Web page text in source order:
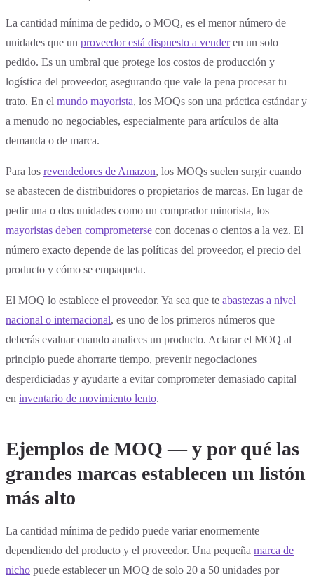
La cantidad mínima de pedido, o MOQ, es el menor número de
unidades que un proveedor está dispuesto a venderen un solo
pedido. Es un umbral que protege los costos de producción y
logística del proveedor, asegurando que vale la pena procesar tu
trato. En el mundo mayorista, los MOQs son una práctica estándar y
a menudo no negociables, especialmente para artículos de alta
demanda o de marca.
Para los revendedores de Amazon, los MOQs suelen surgir cuando
se abastecen de distribuidores o propietarios de marcas. En lugar de
pedir una o dos unidades como un comprador minorista, los
mayoristas deben comprometerse con docenas o cientos a la vez. El
número exacto depende de las políticas del proveedor, el precio del
producto y cómo se empaqueta.
El MOQ lo establece el proveedor. Ya sea que te abastezas a nivel
nacional o internacional, es uno de los primeros números que
deberás evaluar cuando analices un producto. Aclarar el MOQ al
principio puede ahorrarte tiempo, prevenir negociaciones
desperdiciadas y ayudarte a evitar comprometer demasiado capital
en inventario de movimiento lento.
Ejemplos de MOQ — y por qué las
grandes marcas establecen un listón
más alto
La cantidad mínima de pedido puede variar enormemente
dependiendo del producto y el proveedor. Una pequeña marca de
nicho puede establecer un MOQ de solo 20 a 50 unidades por